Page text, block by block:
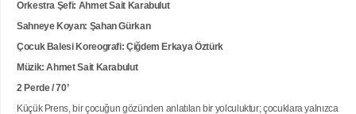
Orkestra Şefi: Ahmet Sait Karabulut
Sahneye Koyan: Şahan Gürkan
Çocuk Balesi Koreografi: Çiğdem Erkaya Öztürk
Müzik: Ahmet Sait Karabulut
2 Perde / 70’
Küçük Prens, bir çocuğun gözünden anlatılan bir yolculuktur; çocuklara yalnızca